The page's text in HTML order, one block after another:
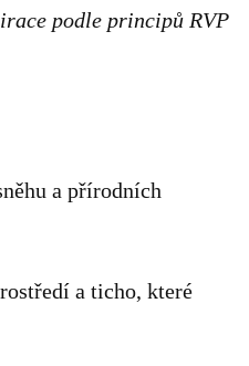
podle principů RVP
a přírodních
a ticho, které